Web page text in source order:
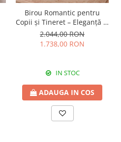
Birou Romantic pentru
Copii și Tineret – Eleganță și
Funcționalitate, 117x62x75
cm
2.044,00 RON
1.738,00 RON
IN STOC
ADAUGA IN COS